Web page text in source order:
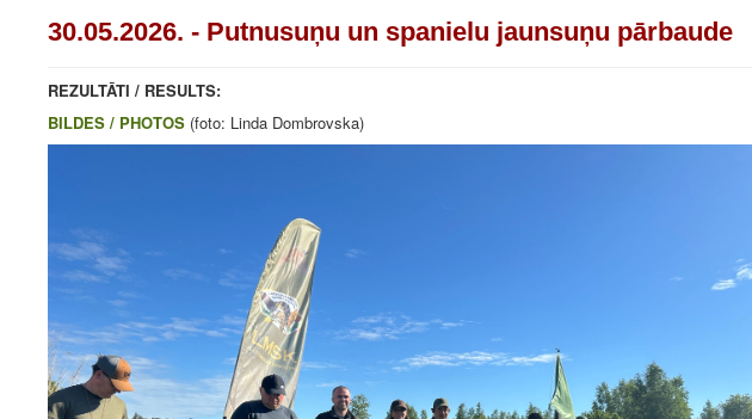
30.05.2026. - Putnusuņu un spanielu jaunsuņu pārbaude
REZULTĀTI / RESULTS:
BILDES / PHOTOS(foto: Linda Dombrovska)